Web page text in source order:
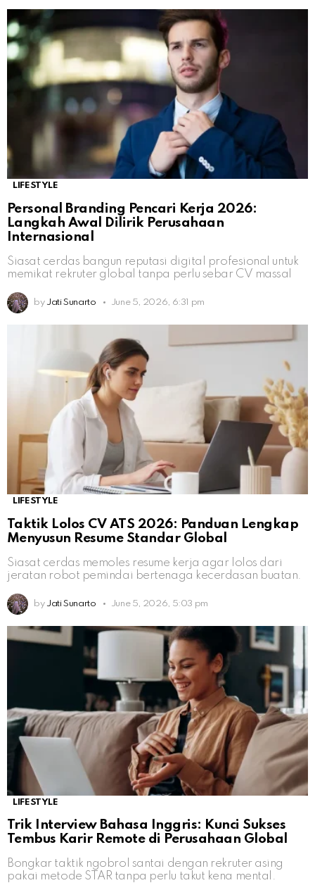
LIFESTYLE
Personal Branding Pencari Kerja 2026:
Langkah Awal Dilirik Perusahaan
Internasional
Siasat cerdas bangun reputasi digital profesional untuk
memikat rekruter global tanpa perlu sebar CV massal
by Jati Sunarto June 5, 2026, 6:31 pm
LIFESTYLE
Taktik Lolos CV ATS 2026: Panduan Lengkap
Menyusun Resume Standar Global
Siasat cerdas memoles resume kerja agar lolos dari
jeratan robot pemindai bertenaga kecerdasan buatan.
by Jati Sunarto June 5, 2026, 5:03 pm
LIFESTYLE
Trik Interview Bahasa Inggris: Kunci Sukses
Tembus Karir Remote di Perusahaan Global
Bongkar taktik ngobrol santai dengan rekruter asing
pakai metode STAR tanpa perlu takut kena mental.